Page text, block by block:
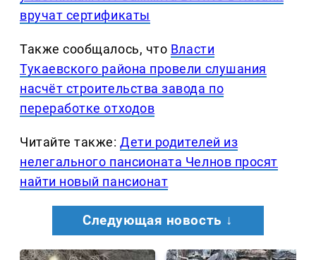
вручат сертификаты
Также сообщалось, что Власти
Тукаевского района провели слушания
насчёт строительства завода по
переработке отходов
Читайте также:Дети родителей из
нелегального пансионата Челнов просят
найти новый пансионат
Следующая новость ↓